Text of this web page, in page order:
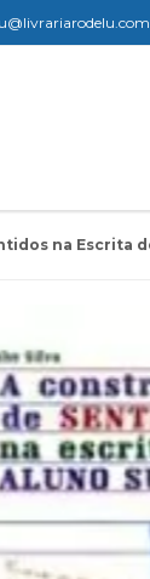
na Escrita